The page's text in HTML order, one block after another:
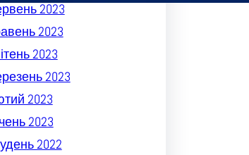
2023
2023
2023
2023
2023
2023
2022